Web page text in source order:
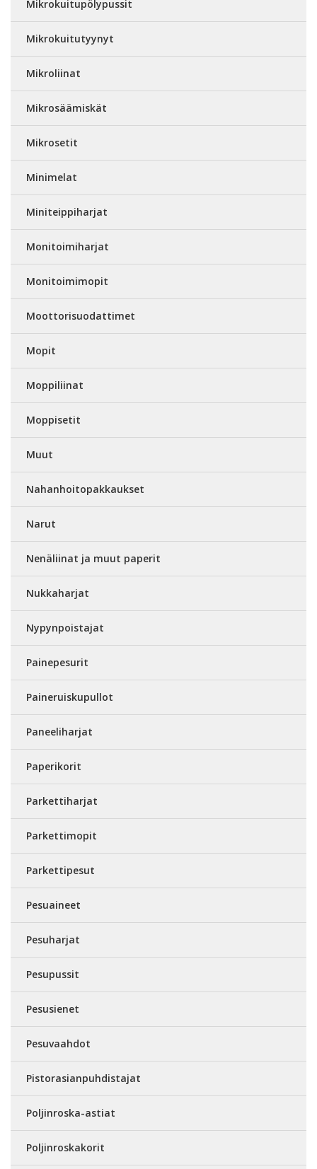
Mikrokuitupölypussit
Mikrokuitutyynyt
Mikroliinat
Mikrosäämiskät
Mikrosetit
Minimelat
Miniteippiharjat
Monitoimiharjat
Monitoimimopit
Moottorisuodattimet
Mopit
Moppiliinat
Moppisetit
Muut
Nahanhoitopakkaukset
Narut
Nenäliinat ja muut paperit
Nukkaharjat
Nypynpoistajat
Painepesurit
Paineruiskupullot
Paneeliharjat
Paperikorit
Parkettiharjat
Parkettimopit
Parkettipesut
Pesuaineet
Pesuharjat
Pesupussit
Pesusienet
Pesuvaahdot
Pistorasianpuhdistajat
Poljinroska-astiat
Poljinroskakorit